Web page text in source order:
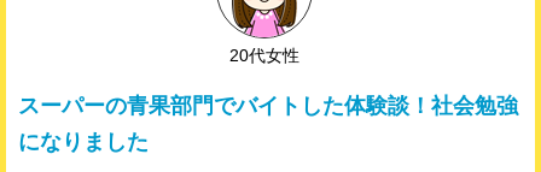
20代女性
スーパーの青果部門でバイトした体験談！社会勉強
になりました